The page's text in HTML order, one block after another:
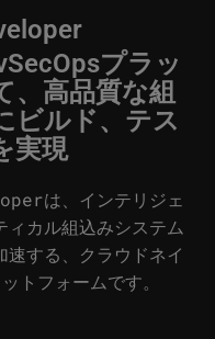
プラッ
、高品質な組
ビルド、テス
実現
は、インテリジェ
ィカル組込みシステム
する、クラウドネイ
トフォームです。